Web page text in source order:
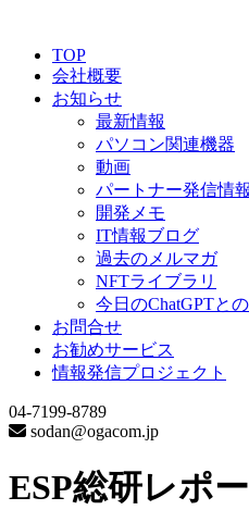
TOP
会社概要
お知らせ
最新情報
パソコン関連機器
動画
パートナー発信情報
開発メモ
IT情報ブログ
過去のメルマガ
NFTライブラリ
今日のChatGPTと
お問合せ
お勧めサービス
情報発信プロジェクト
04-7199-8789
sodan@ogacom.jp
ESP総研レポ